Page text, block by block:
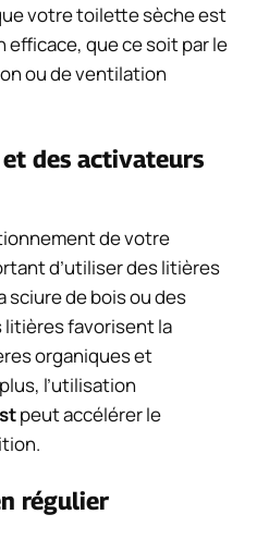
votre toilette sèche est
efficace, que ce soit par le
ou de ventilation
des activateurs
de votre
d’utiliser des litières
sciure de bois ou des
litières favorisent la
organiques et
l’utilisation
peut accélérer le
régulier